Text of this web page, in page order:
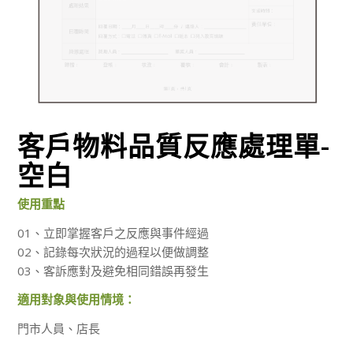
客戶物料品質反應處理單-
空白
使用重點
01、立即掌握客戶之反應與事件經過
02、記錄每次狀況的過程以便做調整
03、客訴應對及避免相同錯誤再發生
適用對象與使用情境：
門市人員、店長